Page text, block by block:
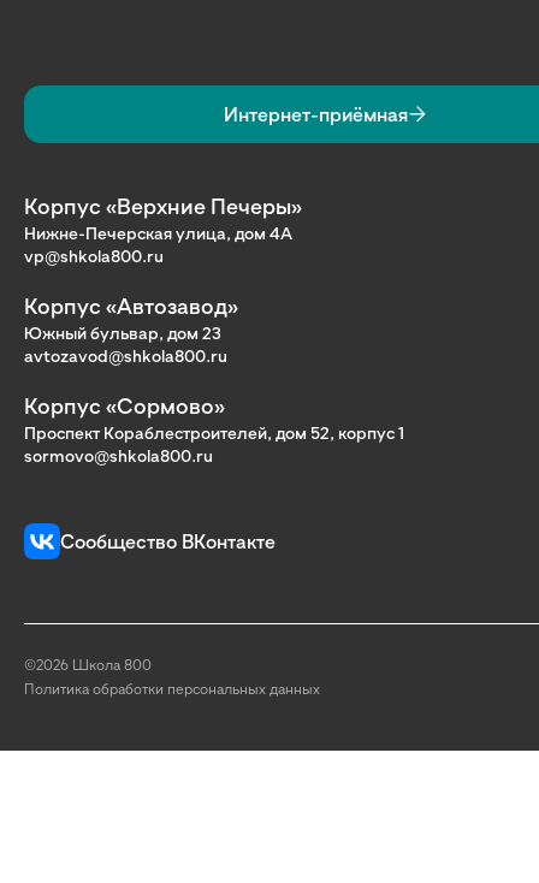
Интернет-приёмная
Корпус «Верхние Печеры»
Нижне-Печерская улица, дом 4А
vp@shkola800.ru
Корпус «Автозавод»
Южный бульвар, дом 23
avtozavod@shkola800.ru
Корпус «Сормово»
Проспект Кораблестроителей, дом 52, корпус 1
sormovo@shkola800.ru
Сообщество ВКонтакте
©2026 Школа 800
Политика обработки персональных данных